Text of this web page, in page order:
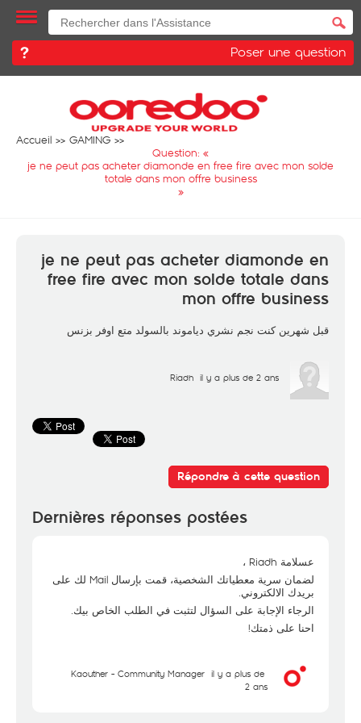
Poser une question
Accueil
GAMING
Question: «
je ne peut pas acheter diamonde en free fire avec mon solde
totale dans mon offre business
»
je ne peut pas acheter diamonde en
free fire avec mon solde totale dans
mon offre business
قبل شهرين كنت نجم نشري دياموند بالسولد متع اوفر بزنس
Riadh il y a plus de 2 ans
Répondre à cette question
Dernières réponses postées
عسلامة Riadh ،
لضمان سرية معطياتك الشخصية، قمت بإرسال Mail لك على
بريدك الالكتروني.
الرجاء الإجابة على السؤال لتثبت في الطلب الخاص بيك.
احنا على ذمتك!
Kaouther - Community Manager il y a plus de
2 ans